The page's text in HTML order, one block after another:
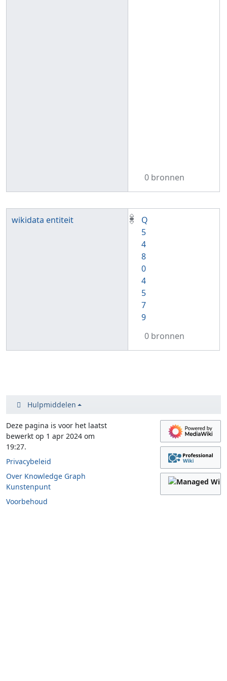
0 bronnen
wikidata entiteit
Q
5
4
8
0
4
5
7
9
0 bronnen
Hulpmiddelen
Deze pagina is voor het laatst
bewerkt op 1 apr 2024 om
19:27.
Privacybeleid
Over Knowledge Graph
Kunstenpunt
Voorbehoud